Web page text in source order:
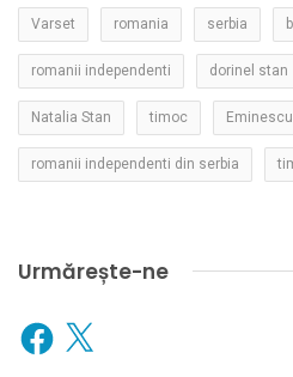
Varset romania serbia
romanii independenti dorinel stan
Natalia Stan timoc Eminescu
romanii independenti din serbia
Urmărește-ne
Facebook
X